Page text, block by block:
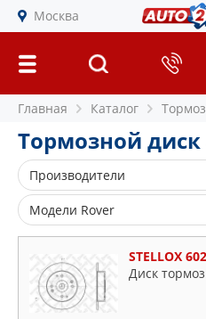
Москва
Главная Каталог
Тормозной диск
Производители
BLUE PRINT
BOSCH
BREMBO
COMLINE
DELPHI
Модели Rover
25
45
75
STELLOX
Диск